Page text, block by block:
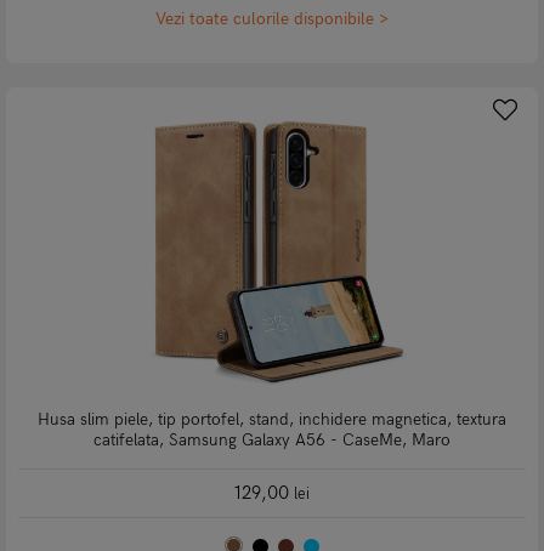
Vezi toate culorile disponibile >
Husa slim piele, tip portofel, stand, inchidere magnetica, textura
catifelata, Samsung Galaxy A56 - CaseMe, Maro
129,00 lei